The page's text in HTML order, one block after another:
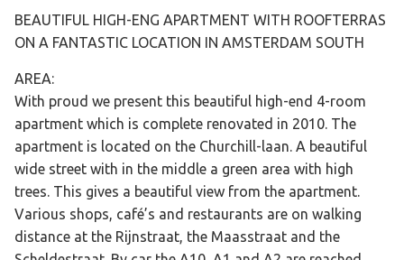
BEAUTIFUL HIGH-ENG APARTMENT WITH ROOFTERRAS
ON A FANTASTIC LOCATION IN AMSTERDAM SOUTH
AREA:
With proud we present this beautiful high-end 4-room
apartment which is complete renovated in 2010. The
apartment is located on the Churchill-laan. A beautiful
wide street with in the middle a green area with high
trees. This gives a beautiful view from the apartment.
Various shops, café’s and restaurants are on walking
distance at the Rijnstraat, the Maasstraat and the